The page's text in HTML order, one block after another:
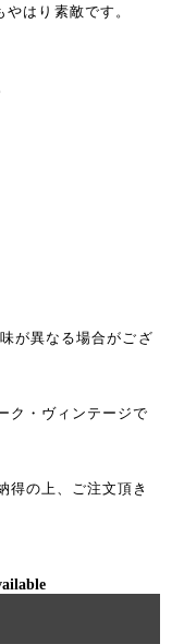
はり素敵です。
が異なる場合がござ
ク・ヴィンテージで
得の上、ご注文頂き